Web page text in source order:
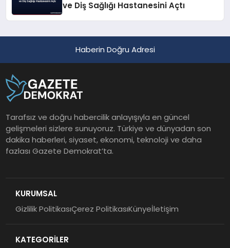
ve Diş Sağlığı Hastanesini Açtı
Haberin Doğru Adresi
Tarafsız ve doğru habercilik anlayışıyla en güncel
gelişmeleri sizlere sunuyoruz. Türkiye ve dünyadan son
dakika haberleri, siyaset, ekonomi, teknoloji ve daha
fazlası Gazete Demokrat’ta.
KURUMSAL
Gizlilik PolitikasıÇerez PolitikasıKünyeİletişim
KATEGORİLER